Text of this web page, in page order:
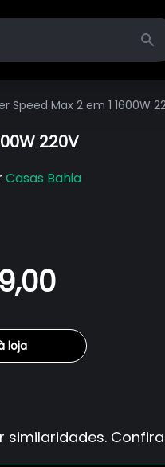
Speed Max 2 em 1 1600W
220V
Casas Bahia
loja